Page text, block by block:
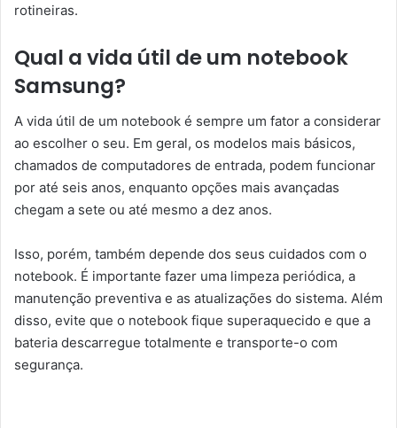
rotineiras.
Qual a vida útil de um notebook
Samsung?
A vida útil de um notebook é sempre um fator a considerar
ao escolher o seu. Em geral, os modelos mais básicos,
chamados de computadores de entrada, podem funcionar
por até seis anos, enquanto opções mais avançadas
chegam a sete ou até mesmo a dez anos.
Isso, porém, também depende dos seus cuidados com o
notebook. É importante fazer uma limpeza periódica, a
manutenção preventiva e as atualizações do sistema. Além
disso, evite que o notebook fique superaquecido e que a
bateria descarregue totalmente e transporte-o com
segurança.